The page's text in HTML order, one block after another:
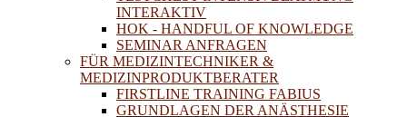
INTERAKTIV
HOK - HANDFUL OF KNOWLEDGE
SEMINAR ANFRAGEN
FÜR MEDIZINTECHNIKER &
MEDIZINPRODUKTBERATER
FIRSTLINE TRAINING FABIUS
GRUNDLAGEN DER ANÄSTHESIE